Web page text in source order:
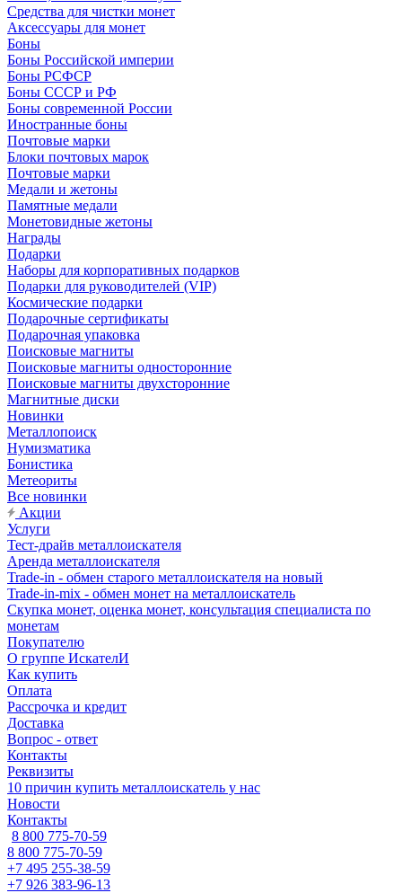
Средства для чистки монет
Аксессуары для монет
Боны
Боны Российской империи
Боны РСФСР
Боны СССР и РФ
Боны современной России
Иностранные боны
Почтовые марки
Блоки почтовых марок
Почтовые марки
Медали и жетоны
Памятные медали
Монетовидные жетоны
Награды
Подарки
Наборы для корпоративных подарков
Подарки для руководителей (VIP)
Космические подарки
Подарочные сертификаты
Подарочная упаковка
Поисковые магниты
Поисковые магниты односторонние
Поисковые магниты двухсторонние
Магнитные диски
Новинки
Металлопоиск
Нумизматика
Бонистика
Метеориты
Все новинки
Акции
Услуги
Тест-драйв металлоискателя
Аренда металлоискателя
Trade-in - обмен старого металлоискателя на новый
Trade-in-mix - обмен монет на металлоискатель
Скупка монет, оценка монет, консультация специалиста по
монетам
Покупателю
О группе ИскателИ
Как купить
Оплата
Рассрочка и кредит
Доставка
Вопрос - ответ
Контакты
Реквизиты
10 причин купить металлоискатель у нас
Новости
Контакты
8 800 775-70-59
8 800 775-70-59
+7 495 255-38-59
+7 926 383-96-13